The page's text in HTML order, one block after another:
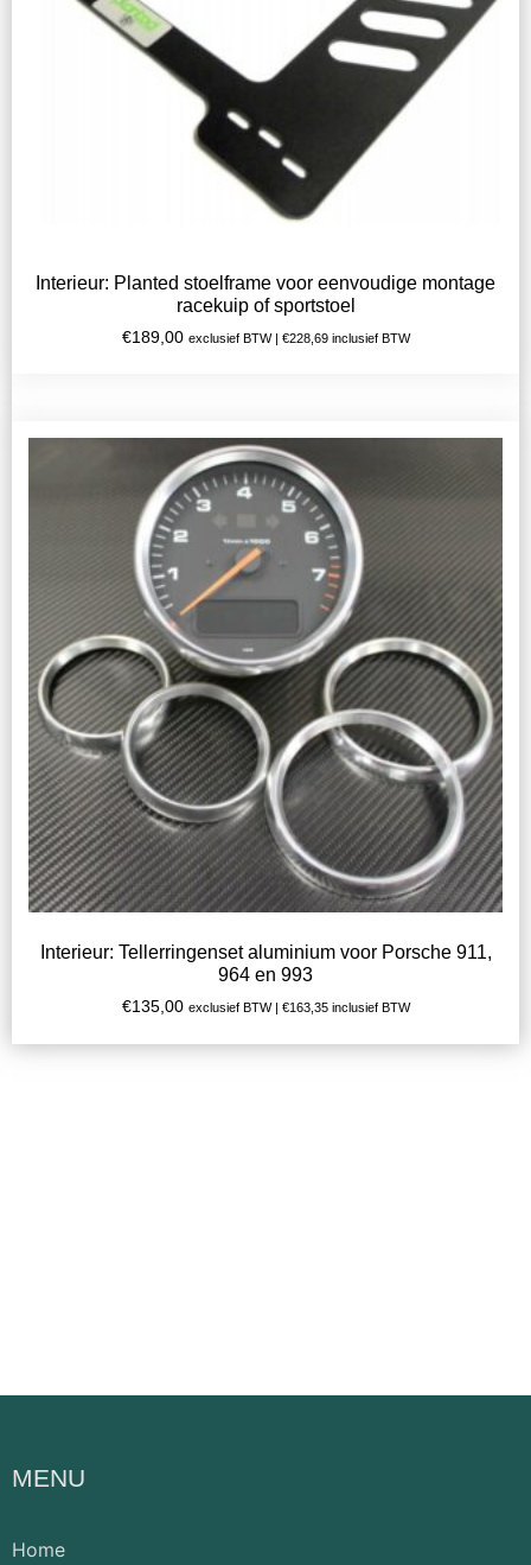
Interieur: Planted stoelframe voor eenvoudige montage
racekuip of sportstoel
€189,00 exclusief BTW | €228,69inclusief BTW
Interieur: Tellerringenset aluminium voor Porsche 911,
964 en 993
€135,00 exclusief BTW | €163,35inclusief BTW
MENU
Home